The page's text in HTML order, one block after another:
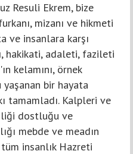
Resuli Ekrem, bize
mizanı ve hikmeti
ve insanlara karşı
hakikati, adaleti, fazileti
kelamını, örnek
bir hayata
tamamladı. Kalpleri ve
dostluğu ve
mebde ve meadın
insanlık Hazreti